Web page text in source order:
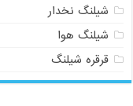
شیلنگ نخدار
شیلنگ هوا
قرقره شیلنگ